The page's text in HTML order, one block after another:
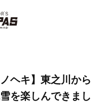
ヘキ】東之川から
を楽しんできまし